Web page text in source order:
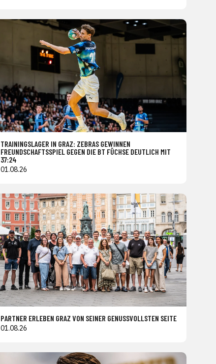
TRAININGSLAGER IN GRAZ: ZEBRAS GEWINNEN
FREUNDSCHAFTSSPIEL GEGEN DIE BT FÜCHSE DEUTLICH MIT
37:24
01.08.26
PARTNER ERLEBEN GRAZ VON SEINER GENUSSVOLLSTEN SEITE
01.08.26